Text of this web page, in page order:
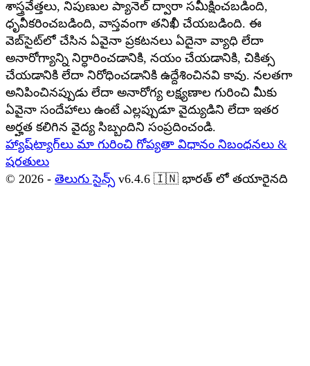
శాస్త్రవేత్తలు, నిపుణుల ప్యానెల్ ద్వారా సమీక్షించబడింది,
ధృవీకరించబడింది, వాస్తవంగా తనిఖీ చేయబడింది. ఈ
వెబ్‌సైట్‌లో చేసిన ఏవైనా ప్రకటనలు ఏదైనా వ్యాధి లేదా
అనారోగ్యాన్ని నిర్ధారించడానికి, నయం చేయడానికి, చికిత్స
చేయడానికి లేదా నిరోధించడానికి ఉద్దేశించినవి కావు. నలతగా
అనిపించినప్పుడు లేదా అనారోగ్య లక్ష్యణాల గురించి మీకు
ఏవైనా సందేహాలు ఉంటే ఎల్లప్పుడూ వైద్యుడిని లేదా ఇతర
అర్హత కలిగిన వైద్య సిబ్బందిని సంప్రదించండి.
హ్యాష్‌ట్యాగ్‌లు మా గురించి గోప్యతా విధానం నిబంధనలు &
షరతులు
© 2026 - తెలుగు సైన్స్ v6.4.6 🇮🇳 భారత్ లో తయారైనది